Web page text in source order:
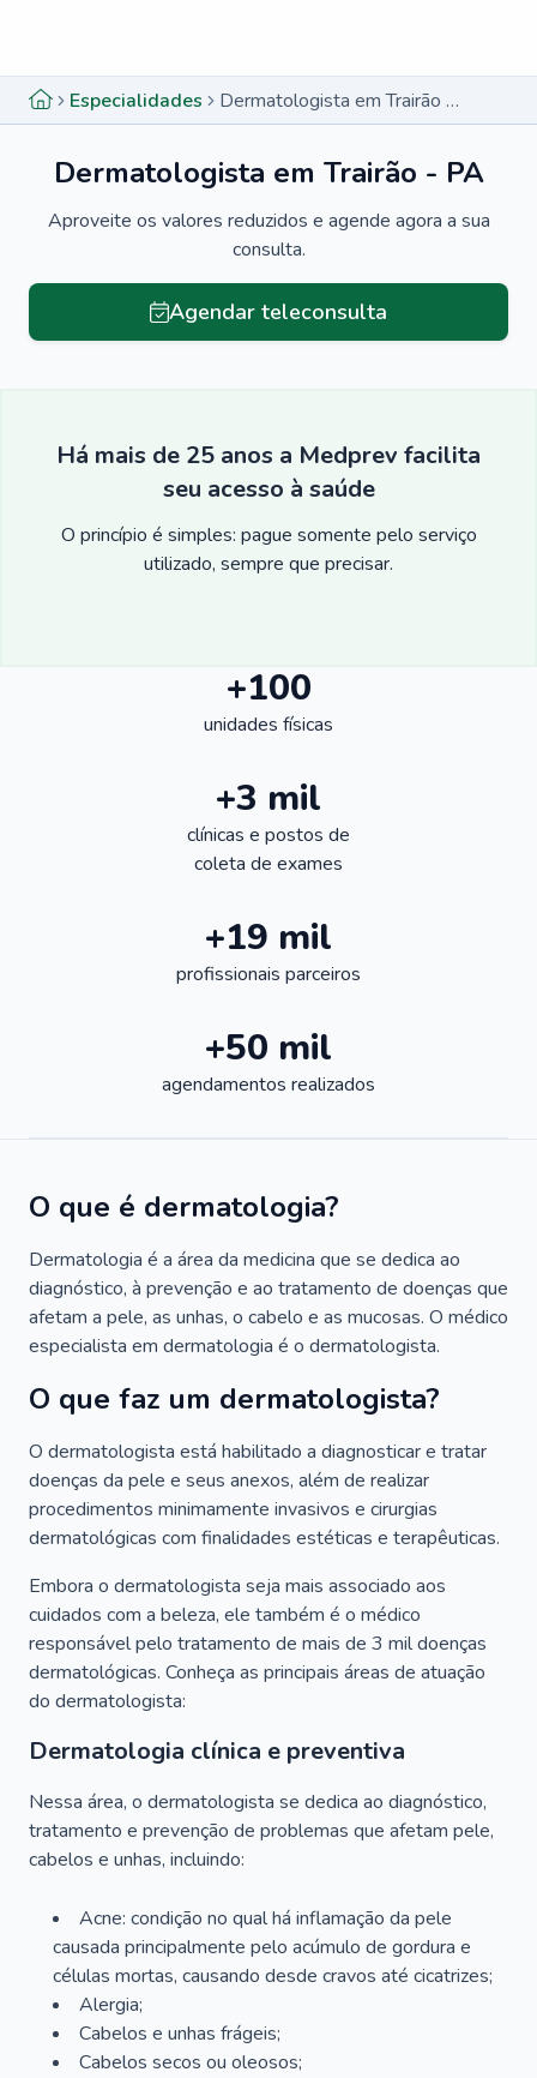
Especialidades Dermatologista em Trairão - PA
Dermatologista em Trairão - PA
Aproveite os valores reduzidos e agende agora a sua
consulta.
Agendar teleconsulta
Há mais de 25 anos a Medprev facilita
seu acesso à saúde
O princípio é simples: pague somente pelo serviço
utilizado, sempre que precisar.
+100
unidades físicas
+3 mil
clínicas e postos de
coleta de exames
+19 mil
profissionais parceiros
+50 mil
agendamentos realizados
O que é dermatologia?
Dermatologia é a área da medicina que se dedica ao
diagnóstico, à prevenção e ao tratamento de doenças que
afetam a pele, as unhas, o cabelo e as mucosas. O médico
especialista em dermatologia é o dermatologista.
O que faz um dermatologista?
O dermatologista está habilitado a diagnosticar e tratar
doenças da pele e seus anexos, além de realizar
procedimentos minimamente invasivos e cirurgias
dermatológicas com finalidades estéticas e terapêuticas.
Embora o dermatologista seja mais associado aos
cuidados com a beleza, ele também é o médico
responsável pelo tratamento de mais de 3 mil doenças
dermatológicas. Conheça as principais áreas de atuação
do dermatologista:
Dermatologia clínica e preventiva
Nessa área, o dermatologista se dedica ao diagnóstico,
tratamento e prevenção de problemas que afetam pele,
cabelos e unhas, incluindo:
Acne: condição no qual há inflamação da pele
causada principalmente pelo acúmulo de gordura e
células mortas, causando desde cravos até cicatrizes;
Alergia;
Cabelos e unhas frágeis;
Cabelos secos ou oleosos;